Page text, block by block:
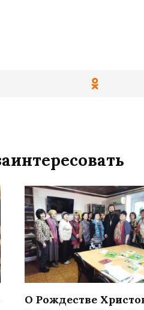
О Рождестве